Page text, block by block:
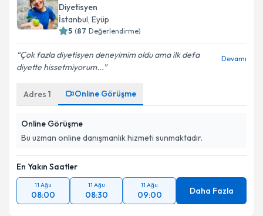
Diyetisyen
İstanbul, Eyüp
5 (87 Değerlendirme)
Çok fazla diyetisyen deneyimim oldu ama ilk defa
diyette hissetmiyorum...
Devamı
Adres 1 Online Görüşme
Online Görüşme
Bu uzman online danışmanlık hizmeti sunmaktadır.
En Yakın Saatler
11 Ağu
08:00
11 Ağu
08:30
11 Ağu
09:00 Daha Fazla